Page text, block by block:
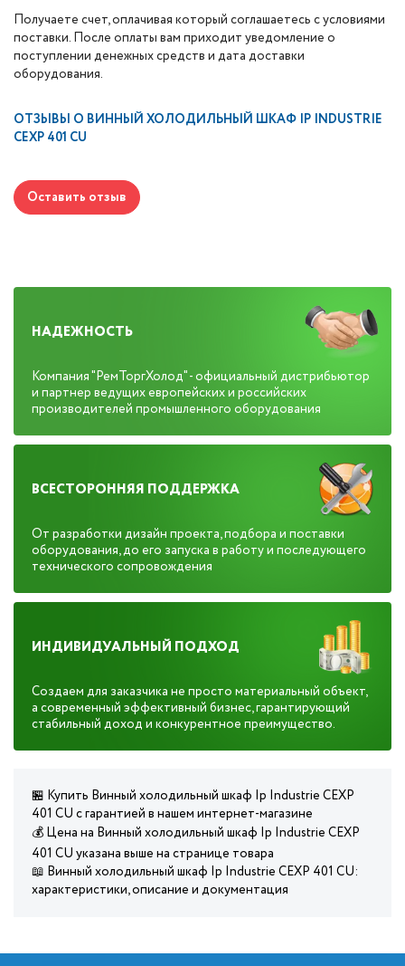
Получаете счет, оплачивая который соглашаетесь с условиями
поставки. После оплаты вам приходит уведомление о
поступлении денежных средств и дата доставки
оборудования.
ОТЗЫВЫ О ВИННЫЙ ХОЛОДИЛЬНЫЙ ШКАФ IP INDUSTRIE
CEXP 401 CU
Оставить отзыв
НАДЕЖНОСТЬ
Компания "РемТоргХолод" - официальный дистрибьютор
и партнер ведущих европейских и российских
производителей промышленного оборудования
ВСЕСТОРОННЯЯ ПОДДЕРЖКА
От разработки дизайн проекта, подбора и поставки
оборудования, до его запуска в работу и последующего
технического сопровождения
ИНДИВИДУАЛЬНЫЙ ПОДХОД
Создаем для заказчика не просто материальный объект,
а современный эффективный бизнес, гарантирующий
стабильный доход и конкурентное преимущество.
🏪 Купить Винный холодильный шкаф Ip Industrie CEXP
401 CU с гарантией в нашем интернет-магазине
💰 Цена на Винный холодильный шкаф Ip Industrie CEXP
401 CU указана выше на странице товара
📖 Винный холодильный шкаф Ip Industrie CEXP 401 CU:
характеристики, описание и документация